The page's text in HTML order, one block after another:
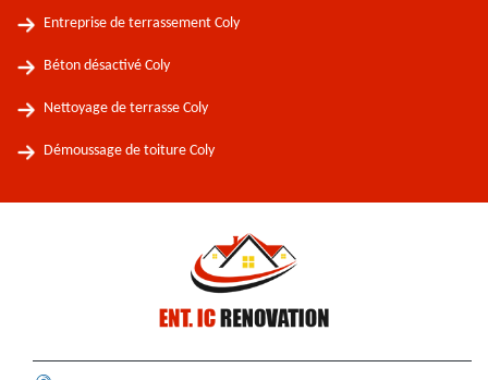
Entreprise de terrassement Coly
Béton désactivé Coly
Nettoyage de terrasse Coly
Démoussage de toiture Coly